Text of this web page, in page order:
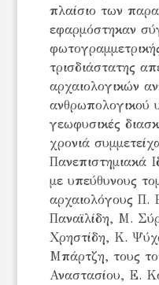
πλαίσιο των
εφαρμόστηκαν
τρισδιάστατης
αρχαιολογικών
ανθρωπολογικού
γεωφυσικές
χρονιά
Πανεπιστημιακά
με υπεύθυνους
αρχαιολόγους Π.
Παναϊλίδη, Μ.
Χρηστίδη, Κ.
Μπάρτζη, τους
Αναστασίου, Ε.